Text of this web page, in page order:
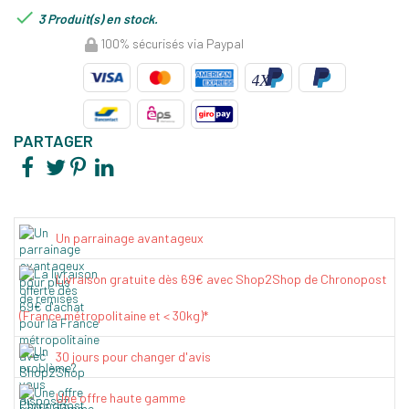
 3 Produit(s) en stock.
100% sécurisés via Paypal
PARTAGER
Un parrainage avantageux
Livraison gratuite dès 69€ avec Shop2Shop de Chronopost
(France métropolitaine et < 30kg)*
30 jours pour changer d'avis
Une offre haute gamme